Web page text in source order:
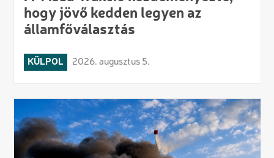
hogy jövő kedden legyen az
államfőválasztás
KÜLPOL 2026. augusztus 5.